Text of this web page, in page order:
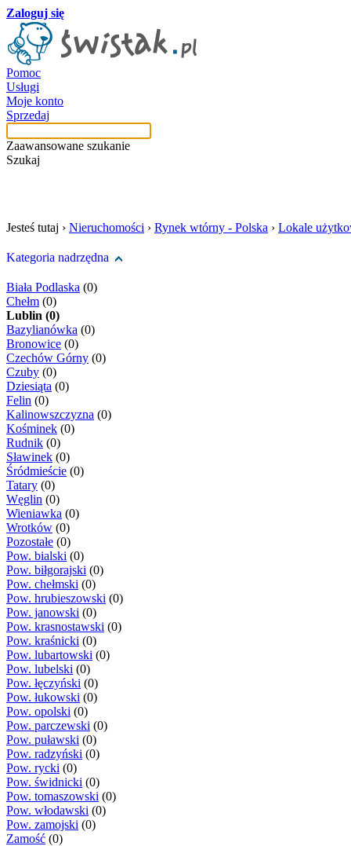
Zaloguj się
Pomoc
Usługi
Moje konto
Sprzedaj
Zaawansowane szukanie
Szukaj
Jesteś tutaj › Nieruchomości › Rynek wtórny - Polska › Lokale
Kategoria nadrzędna
Biała Podlaska (0)
Chełm (0)
Lublin (0)
Bazylianówka (0)
Bronowice (0)
Czechów Górny (0)
Czuby (0)
Dziesiąta (0)
Felin (0)
Kalinowszczyzna (0)
Kośminek (0)
Rudnik (0)
Sławinek (0)
Śródmieście (0)
Tatary (0)
Węglin (0)
Wieniawka (0)
Wrotków (0)
Pozostałe (0)
Pow. bialski (0)
Pow. biłgorajski (0)
Pow. chełmski (0)
Pow. hrubieszowski (0)
Pow. janowski (0)
Pow. krasnostawski (0)
Pow. kraśnicki (0)
Pow. lubartowski (0)
Pow. lubelski (0)
Pow. łęczyński (0)
Pow. łukowski (0)
Pow. opolski (0)
Pow. parczewski (0)
Pow. puławski (0)
Pow. radzyński (0)
Pow. rycki (0)
Pow. świdnicki (0)
Pow. tomaszowski (0)
Pow. włodawski (0)
Pow. zamojski (0)
Zamość (0)